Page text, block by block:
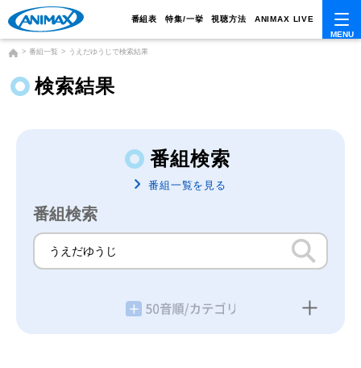
番組表 特集/一挙 視聴方法 ANIMAX LIVE
番組一覧 うえだゆうじで検索結果
検索結果
番組検索
番組一覧を見る
番組検索